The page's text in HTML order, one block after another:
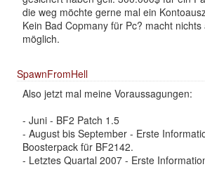
die weg möchte gerne mal ein
Kein Bad Copmany für Pc? macht
möglich.
SpawnFromHell
Also jetzt mal meine Voraussagungen:
- Juni - BF2 Patch 1.5
- August bis September - Erste
Boosterpack für BF2142.
- Letztes Quartal 2007 - Erste